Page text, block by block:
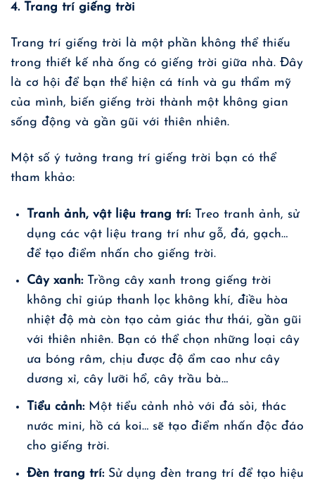
4. Trang trí giếng trời
Trang trí giếng trời là một phần không thể thiếu
trong thiết kế nhà ống có giếng trời giữa nhà. Đây
là cơ hội để bạn thể hiện cá tính và gu thẩm mỹ
của mình, biến giếng trời thành một không gian
sống động và gần gũi với thiên nhiên.
Một số ý tưởng trang trí giếng trời bạn có thể
tham khảo:
Tranh ảnh, vật liệu trang trí:Treo tranh ảnh, sử
dụng các vật liệu trang trí như gỗ, đá, gạch…
để tạo điểm nhấn cho giếng trời.
Cây xanh:Trồng cây xanh trong giếng trời
không chỉ giúp thanh lọc không khí, điều hòa
nhiệt độ mà còn tạo cảm giác thư thái, gần gũi
với thiên nhiên. Bạn có thể chọn những loại cây
ưa bóng râm, chịu được độ ẩm cao như cây
dương xỉ, cây lưỡi hổ, cây trầu bà…
Tiểu cảnh:Một tiểu cảnh nhỏ với đá sỏi, thác
nước mini, hồ cá koi… sẽ tạo điểm nhấn độc đáo
cho giếng trời.
Đèn trang trí:Sử dụng đèn trang trí để tạo hiệu